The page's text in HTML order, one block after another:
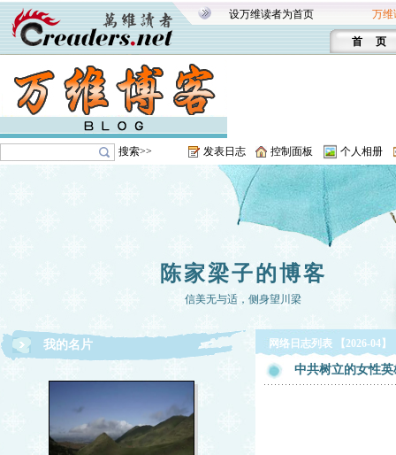
设万维读者为首页 万维
首 页
搜索>> 发表日志 控制面板 个人相册
陈家梁子的博客
信美无与适，侧身望川梁
我的名片 网络日志列表 【2026-04】
中共树立的女性